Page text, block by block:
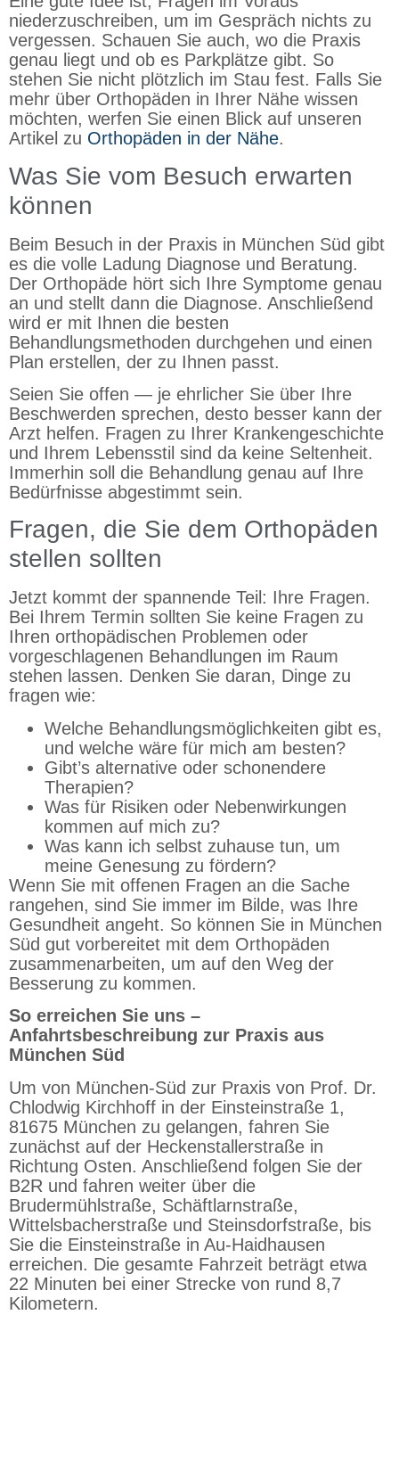
niederzuschreiben, um im Gespräch nichts zu
vergessen. Schauen Sie auch, wo die Praxis
genau liegt und ob es Parkplätze gibt. So
stehen Sie nicht plötzlich im Stau fest. Falls Sie
mehr über Orthopäden in Ihrer Nähe wissen
möchten, werfen Sie einen Blick auf unseren
Artikel zu Orthopäden in der Nähe.
Was Sie vom Besuch erwarten
können
Beim Besuch in der Praxis in München Süd gibt
es die volle Ladung Diagnose und Beratung.
Der Orthopäde hört sich Ihre Symptome genau
an und stellt dann die Diagnose. Anschließend
wird er mit Ihnen die besten
Behandlungsmethoden durchgehen und einen
Plan erstellen, der zu Ihnen passt.
Seien Sie offen — je ehrlicher Sie über Ihre
Beschwerden sprechen, desto besser kann der
Arzt helfen. Fragen zu Ihrer Krankengeschichte
und Ihrem Lebensstil sind da keine Seltenheit.
Immerhin soll die Behandlung genau auf Ihre
Bedürfnisse abgestimmt sein.
Fragen, die Sie dem Orthopäden
stellen sollten
Jetzt kommt der spannende Teil: Ihre Fragen.
Bei Ihrem Termin sollten Sie keine Fragen zu
Ihren orthopädischen Problemen oder
vorgeschlagenen Behandlungen im Raum
stehen lassen. Denken Sie daran, Dinge zu
fragen wie:
Welche Behandlungsmöglichkeiten gibt es,
und welche wäre für mich am besten?
Gibt’s alternative oder schonendere
Therapien?
Was für Risiken oder Nebenwirkungen
kommen auf mich zu?
Was kann ich selbst zuhause tun, um
meine Genesung zu fördern?
Wenn Sie mit offenen Fragen an die Sache
rangehen, sind Sie immer im Bilde, was Ihre
Gesundheit angeht. So können Sie in München
Süd gut vorbereitet mit dem Orthopäden
zusammenarbeiten, um auf den Weg der
Besserung zu kommen.
So erreichen Sie uns –
Anfahrtsbeschreibung zur Praxis aus
München Süd
Um von München-Süd zur Praxis von Prof. Dr.
Chlodwig Kirchhoff in der Einsteinstraße 1,
81675 München zu gelangen, fahren Sie
zunächst auf der Heckenstallerstraße in
Richtung Osten. Anschließend folgen Sie der
B2R und fahren weiter über die
Brudermühlstraße, Schäftlarnstraße,
Wittelsbacherstraße und Steinsdorfstraße, bis
Sie die Einsteinstraße in Au-Haidhausen
erreichen. Die gesamte Fahrzeit beträgt etwa
22 Minuten bei einer Strecke von rund 8,7
Kilometern.